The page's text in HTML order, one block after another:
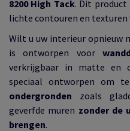
8200 High Tack. Dit
lichte contouren en texturen
Wilt u uw interieur opnieuw
is ontworpen voor
verkrijgbaar in matte en
speciaal ontworpen om
ondergronden zoals
geverfde muren zonder de
brengen.